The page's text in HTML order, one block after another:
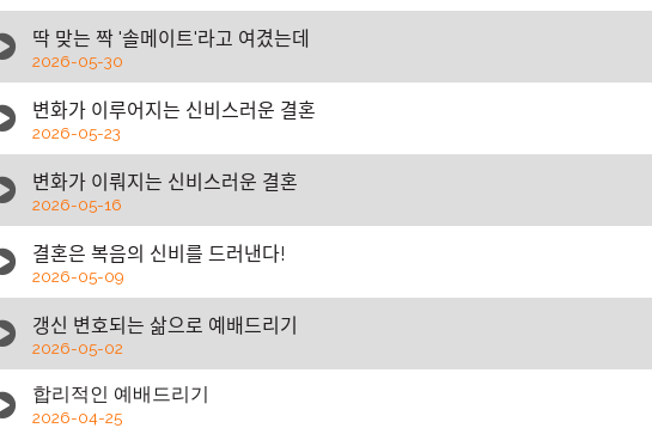
딱 맞는 짝 '솔메이트'라고 여겼는데
2026-05-30
변화가 이루어지는 신비스러운 결혼
2026-05-23
변화가 이뤄지는 신비스러운 결혼
2026-05-16
결혼은 복음의 신비를 드러낸다!
2026-05-09
갱신 변호되는 삶으로 예배드리기
2026-05-02
합리적인 예배드리기
2026-04-25